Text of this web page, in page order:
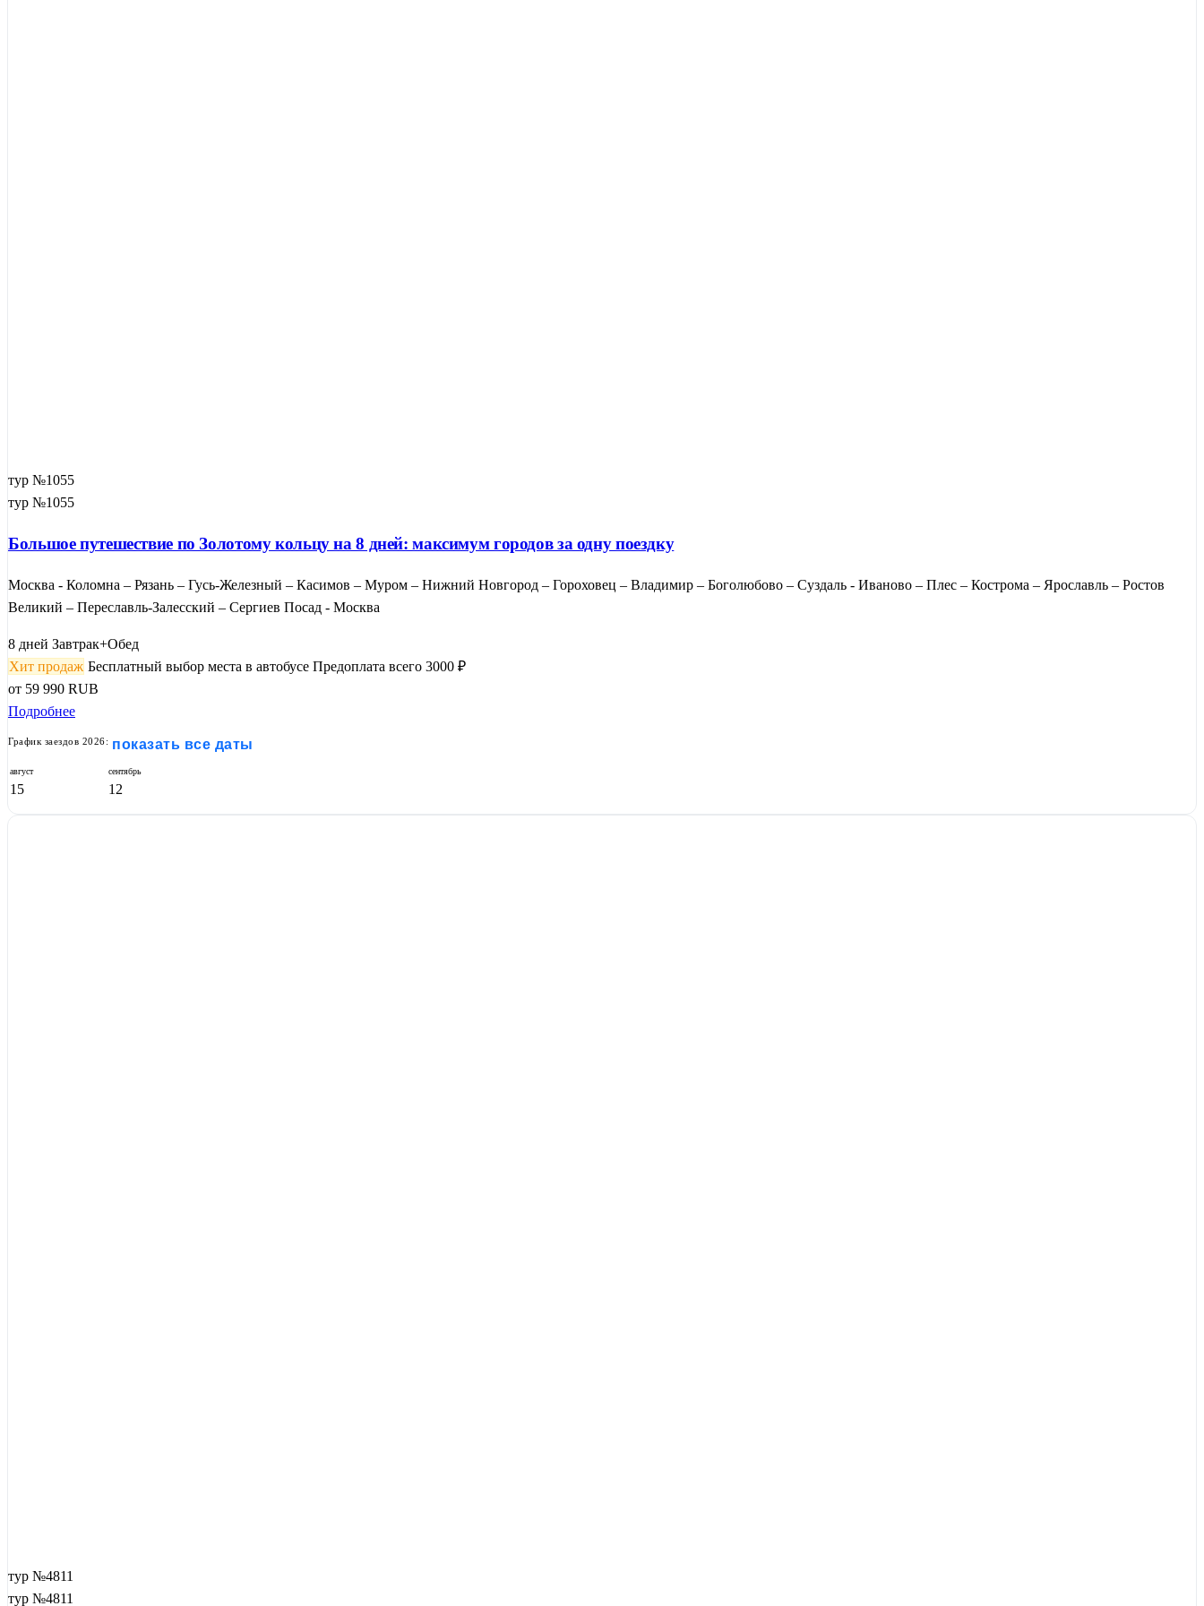
тур №1055
тур №1055
Большое путешествие по Золотому кольцу на 8 дней: максимум городов за одну поездку
Москва - Коломна – Рязань – Гусь-Железный – Касимов – Муром – Нижний Новгород – Гороховец – Владимир – Боголюбово – Суздаль - Иваново – Плес – Кострома – Ярославль – Ростов
Великий – Переславль-Залесский – Сергиев Посад - Москва
8 дней Завтрак+Обед
Хит продаж Бесплатный выбор места в автобусе Предоплата всего 3000 ₽
от 59 990 RUB
Подробнее
График заездов 2026: показать все даты
август
15
сентябрь
12
тур №4811
тур №4811